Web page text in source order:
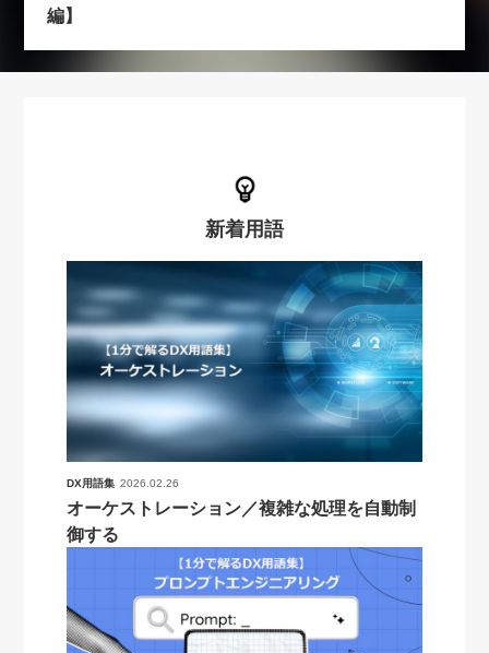
編】
新着用語
DX用語集 2026.02.26
オーケストレーション／複雑な処理を自動制
御する